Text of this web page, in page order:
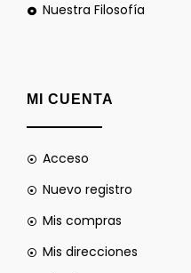
Nuestra Filosofía
MI CUENTA
Acceso
Nuevo registro
Mis compras
Mis direcciones